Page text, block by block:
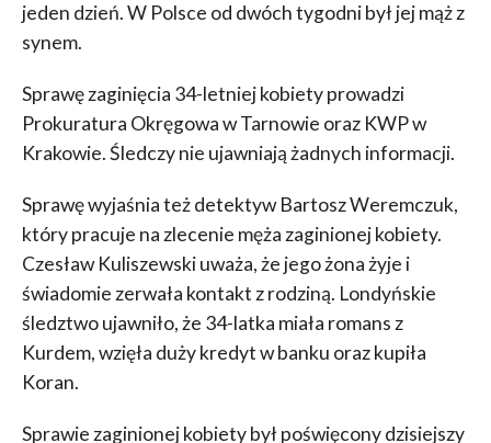
jeden dzień. W Polsce od dwóch tygodni był jej mąż z
synem.
Sprawę zaginięcia 34-letniej kobiety prowadzi
Prokuratura Okręgowa w Tarnowie oraz KWP w
Krakowie. Śledczy nie ujawniają żadnych informacji.
Sprawę wyjaśnia też detektyw Bartosz Weremczuk,
który pracuje na zlecenie męża zaginionej kobiety.
Czesław Kuliszewski uważa, że jego żona żyje i
świadomie zerwała kontakt z rodziną. Londyńskie
śledztwo ujawniło, że 34-latka miała romans z
Kurdem, wzięła duży kredyt w banku oraz kupiła
Koran.
Sprawie zaginionej kobiety był poświęcony dzisiejszy